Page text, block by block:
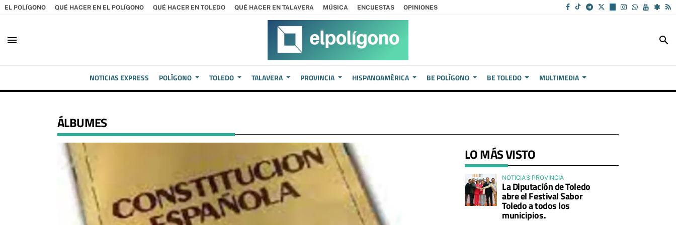
EL POLÍGONO QUÉ HACER EN EL POLÍGONO QUÉ HACER EN TOLEDO QUÉ HACER EN TALAVERA MÚSICA ENCUESTAS OPINIONES
menu search
NOTICIAS EXPRESS POLÍGONO TOLEDO TALAVERA PROVINCIA HISPANOAMÉRICA BE POLÍGONO BE TOLEDO MULTIMEDIA
ÁLBUMES
LO MÁS VISTO
NOTICIAS PROVINCIA
La Diputación de Toledo
abre el Festival Sabor
Toledo a todos los
municipios.